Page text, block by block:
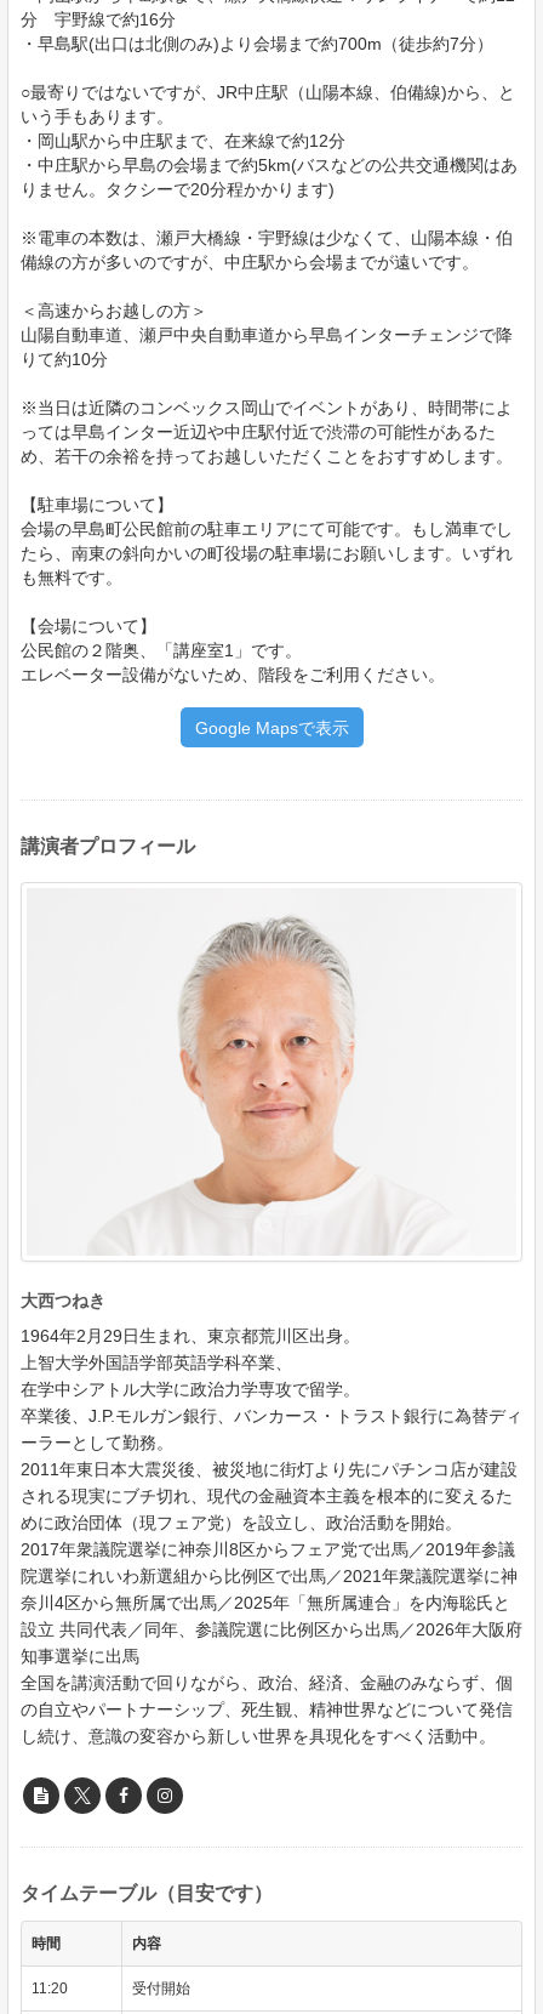
分 宇野線で約16分
・早島駅(出口は北側のみ)より会場まで約700m（徒歩約7分）
○最寄りではないですが、JR中庄駅（山陽本線、伯備線)から、と
いう手もあります。
・岡山駅から中庄駅まで、在来線で約12分
・中庄駅から早島の会場まで約5km(バスなどの公共交通機関はあ
りません。タクシーで20分程かかります)
※電車の本数は、瀬戸大橋線・宇野線は少なくて、山陽本線・伯
備線の方が多いのですが、中庄駅から会場までが遠いです。
＜高速からお越しの方＞
山陽自動車道、瀬戸中央自動車道から早島インターチェンジで降
りて約10分
※当日は近隣のコンベックス岡山でイベントがあり、時間帯によ
っては早島インター近辺や中庄駅付近で渋滞の可能性があるた
め、若干の余裕を持ってお越しいただくことをおすすめします。
【駐車場について】
会場の早島町公民館前の駐車エリアにて可能です。もし満車でし
たら、南東の斜向かいの町役場の駐車場にお願いします。いずれ
も無料です。
【会場について】
公民館の２階奥、「講座室1」です。
エレベーター設備がないため、階段をご利用ください。
Google Mapsで表示
講演者プロフィール
大西つねき
1964年2月29日生まれ、東京都荒川区出身。
上智大学外国語学部英語学科卒業、
在学中シアトル大学に政治力学専攻で留学。
卒業後、J.P.モルガン銀行、バンカース・トラスト銀行に為替ディ
ーラーとして勤務。
2011年東日本大震災後、被災地に街灯より先にパチンコ店が建設
される現実にブチ切れ、現代の金融資本主義を根本的に変えるた
めに政治団体（現フェア党）を設立し、政治活動を開始。
2017年衆議院選挙に神奈川8区からフェア党で出馬／2019年参議
院選挙にれいわ新選組から比例区で出馬／2021年衆議院選挙に神
奈川4区から無所属で出馬／2025年「無所属連合」を内海聡氏と
設立 共同代表／同年、参議院選に比例区から出馬／2026年大阪府
知事選挙に出馬
全国を講演活動で回りながら、政治、経済、金融のみならず、個
の自立やパートナーシップ、死生観、精神世界などについて発信
し続け、意識の変容から新しい世界を具現化をすべく活動中。
タイムテーブル（目安です）
時間 内容
11:20 受付開始